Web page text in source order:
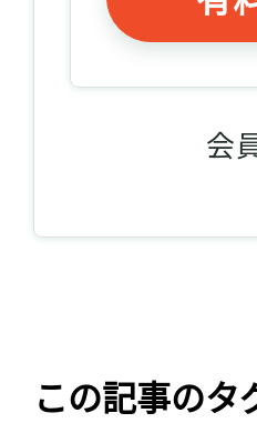
会
この記事のタ